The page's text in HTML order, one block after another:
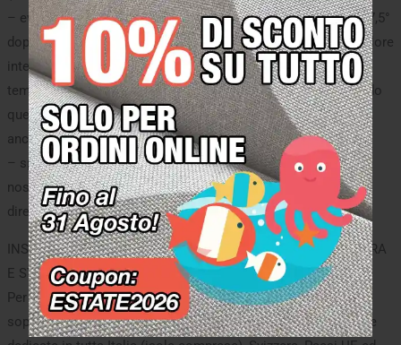
– eventuale isolamento in caso di temperature superiori ai 37,5°
dopo una pausa in ombra per 10 minuti in zona protetta (il calore
interno alle automobili e del sole causa un aumento delle
temperature e una rilevazione falsa del dato reale, conoscendo
questo fenomeno, lo applichiamo nel rispetto del decreto ma
anche del buon senso)
– spiegazione dell’informativa estesa presente all’interno dei
nostri reparti produttivi, amministrativi, commerciali e
direzionali.
INSTALLAZIONI E SOPRALLUOGHI IN TUTTA ITALIA, SVIZZERA
E STATI UE
Per esigenze lavorative sono permessi come di consueto i
sopralluoghi e le installazioni con ns professionisti o squadre